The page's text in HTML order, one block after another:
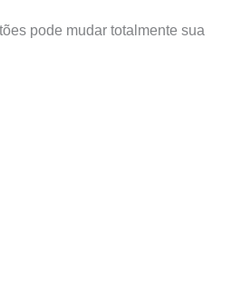
pode mudar totalmente sua